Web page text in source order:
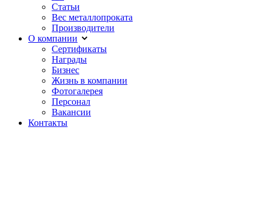
Статьи
Вес металлопроката
Производители
О компании
Сертификаты
Награды
Бизнес
Жизнь в компании
Фотогалерея
Персонал
Вакансии
Контакты